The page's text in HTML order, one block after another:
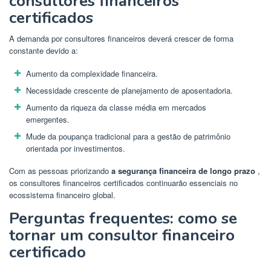
certificados
A demanda por consultores financeiros deverá crescer de forma
constante devido a:
Aumento da complexidade financeira.
Necessidade crescente de planejamento de aposentadoria.
Aumento da riqueza da classe média em mercados
emergentes.
Mude da poupança tradicional para a gestão de patrimônio
orientada por investimentos.
Com as pessoas priorizando a segurança financeira de longo prazo ,
os consultores financeiros certificados continuarão essenciais no
ecossistema financeiro global.
Perguntas frequentes: como se
tornar um consultor financeiro
certificado